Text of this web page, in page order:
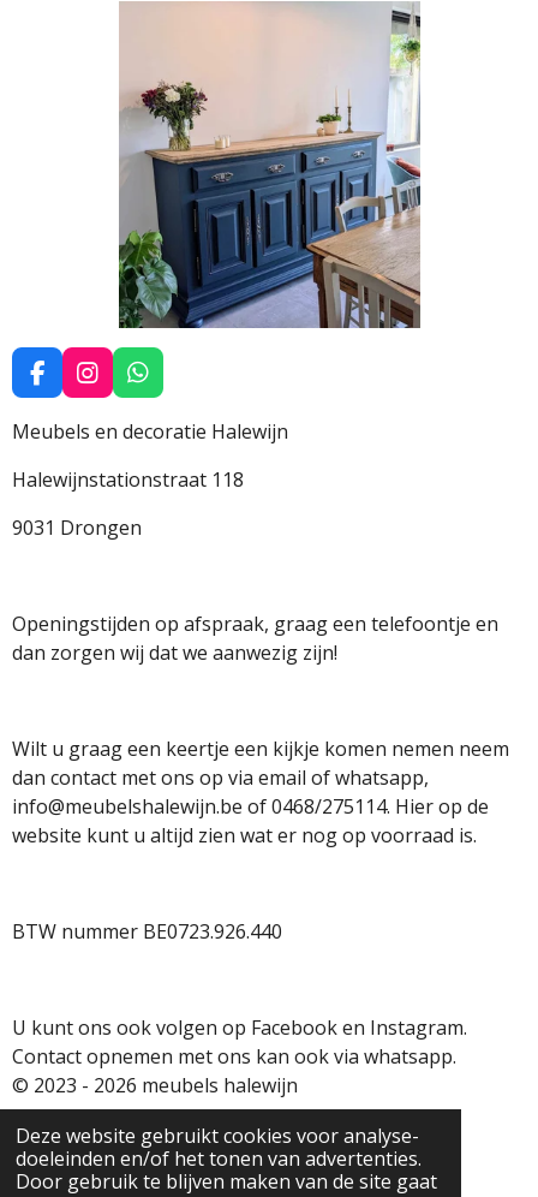
Deze website gebruikt cookies voor analyse-
doeleinden en/of het tonen van advertenties.
Door gebruik te blijven maken van de site gaat
F
a
c
b
o
o
k
I
n
s
a
g
r
a
W
h
a
s
A
p
p
Meubels en decoratie Halewijn
Halewijnstationstraat 118
9031 Drongen
Openingstijden op afspraak, graag een telefoontje en
dan zorgen wij dat we aanwezig zijn!
Wilt u graag een keertje een kijkje komen nemen neem
dan contact met ons op via email of whatsapp,
info@meubelshalewijn.be of 0468/275114. Hier op de
website kunt u altijd zien wat er nog op voorraad is.
BTW nummer BE0723.926.440
U kunt ons ook volgen op Facebook en Instagram.
Contact opnemen met ons kan ook via whatsapp.
© 2023 - 2026 meubels halewijn
Powered byJouwWeb